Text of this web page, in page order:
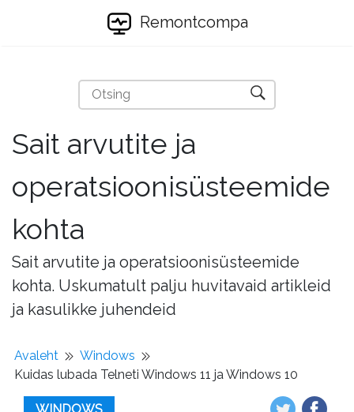
Remontcompa
Sait arvutite ja
operatsioonisüsteemide
kohta
Sait arvutite ja operatsioonisüsteemide
kohta. Uskumatult palju huvitavaid artikleid
ja kasulikke juhendeid
Avaleht
Windows
Kuidas lubada Telneti Windows 11 ja Windows 10